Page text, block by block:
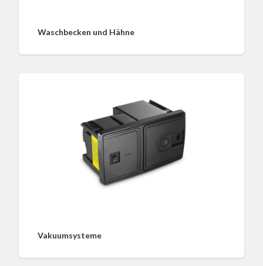
Waschbecken und Hähne
Vakuumsysteme